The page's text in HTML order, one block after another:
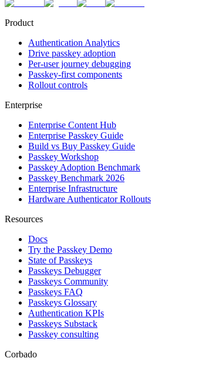
Product
Authentication Analytics
Drive passkey adoption
Per-user journey debugging
Passkey-first components
Rollout controls
Enterprise
Enterprise Content Hub
Enterprise Passkey Guide
Build vs Buy Passkey Guide
Passkey Workshop
Passkey Adoption Benchmark
Passkey Benchmark 2026
Enterprise Infrastructure
Hardware Authenticator Rollouts
Resources
Docs
Try the Passkey Demo
State of Passkeys
Passkeys Debugger
Passkeys Community
Passkeys FAQ
Passkeys Glossary
Authentication KPIs
Passkeys Substack
Passkey consulting
Corbado